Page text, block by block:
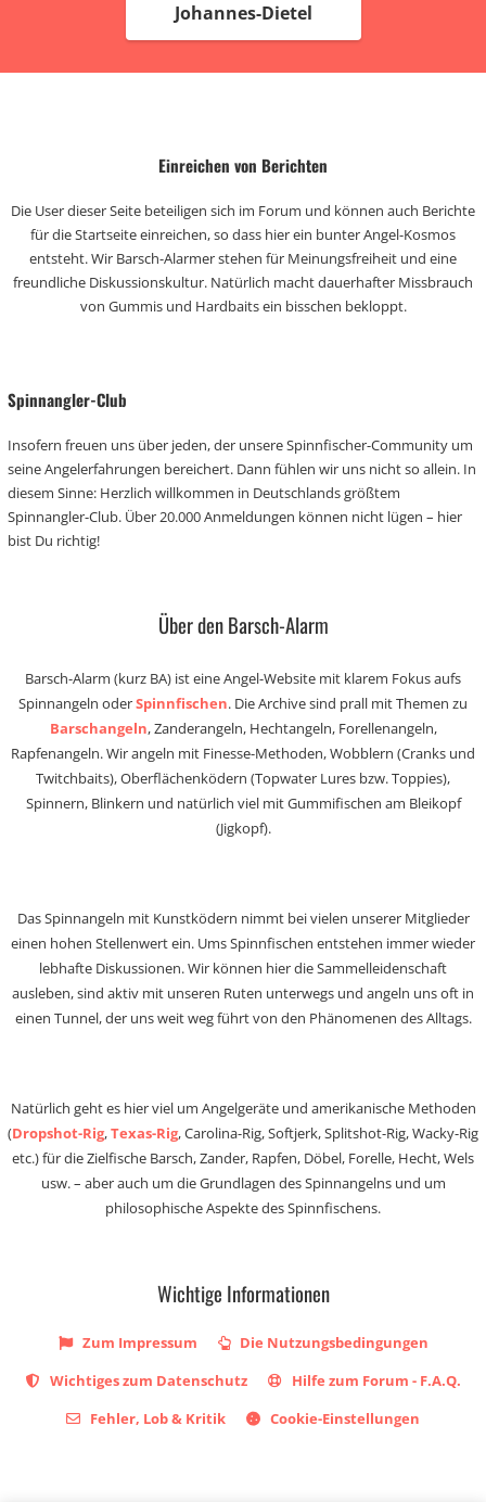
Johannes-Dietel
Einreichen von Berichten
Die User dieser Seite beteiligen sich im Forum und können auch Berichte
für die Startseite einreichen, so dass hier ein bunter Angel-Kosmos
entsteht. Wir Barsch-Alarmer stehen für Meinungsfreiheit und eine
freundliche Diskussionskultur. Natürlich macht dauerhafter Missbrauch
von Gummis und Hardbaits ein bisschen bekloppt.
Spinnangler-Club
Insofern freuen uns über jeden, der unsere Spinnfischer-Community um
seine Angelerfahrungen bereichert. Dann fühlen wir uns nicht so allein. In
diesem Sinne: Herzlich willkommen in Deutschlands größtem
Spinnangler-Club. Über 20.000 Anmeldungen können nicht lügen – hier
bist Du richtig!
Über den Barsch-Alarm
Barsch-Alarm (kurz BA) ist eine Angel-Website mit klarem Fokus aufs
Spinnangeln oderSpinnfischen. Die Archive sind prall mit Themen zu
Barschangeln, Zanderangeln, Hechtangeln, Forellenangeln,
Rapfenangeln. Wir angeln mit Finesse-Methoden, Wobblern (Cranks und
Twitchbaits), Oberflächenködern (Topwater Lures bzw. Toppies),
Spinnern, Blinkern und natürlich viel mit Gummifischen am Bleikopf
(Jigkopf).
Das Spinnangeln mit Kunstködern nimmt bei vielen unserer Mitglieder
einen hohen Stellenwert ein. Ums Spinnfischen entstehen immer wieder
lebhafte Diskussionen. Wir können hier die Sammelleidenschaft
ausleben, sind aktiv mit unseren Ruten unterwegs und angeln uns oft in
einen Tunnel, der uns weit weg führt von den Phänomenen des Alltags.
Natürlich geht es hier viel um Angelgeräte und amerikanische Methoden
(Dropshot-Rig,Texas-Rig, Carolina-Rig, Softjerk, Splitshot-Rig, Wacky-Rig
etc.) für die Zielfische Barsch, Zander, Rapfen, Döbel, Forelle, Hecht, Wels
usw. – aber auch um die Grundlagen des Spinnangelns und um
philosophische Aspekte des Spinnfischens.
Wichtige Informationen
Zum Impressum
Die Nutzungsbedingungen
Wichtiges zum Datenschutz
Hilfe zum Forum - F.A.Q.
Fehler, Lob & Kritik
Cookie-Einstellungen